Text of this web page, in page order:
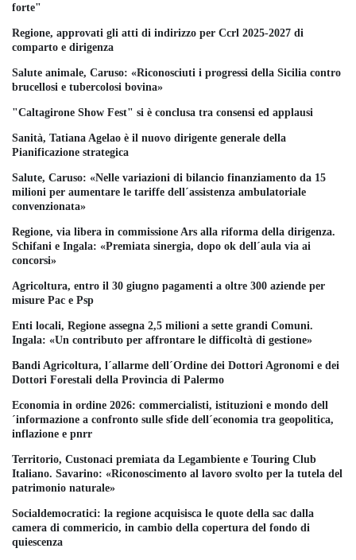
forte"
Regione, approvati gli atti di indirizzo per Ccrl 2025-2027 di
comparto e dirigenza
Salute animale, Caruso: «Riconosciuti i progressi della Sicilia contro
brucellosi e tubercolosi bovina»
"Caltagirone Show Fest" si è conclusa tra consensi ed applausi
Sanità, Tatiana Agelao è il nuovo dirigente generale della
Pianificazione strategica
Salute, Caruso: «Nelle variazioni di bilancio finanziamento da 15
milioni per aumentare le tariffe dell´assistenza ambulatoriale
convenzionata»
Regione, via libera in commissione Ars alla riforma della dirigenza.
Schifani e Ingala: «Premiata sinergia, dopo ok dell´aula via ai
concorsi»
Agricoltura, entro il 30 giugno pagamenti a oltre 300 aziende per
misure Pac e Psp
Enti locali, Regione assegna 2,5 milioni a sette grandi Comuni.
Ingala: «Un contributo per affrontare le difficoltà di gestione»
Bandi Agricoltura, l´allarme dell´Ordine dei Dottori Agronomi e dei
Dottori Forestali della Provincia di Palermo
Economia in ordine 2026: commercialisti, istituzioni e mondo dell
´informazione a confronto sulle sfide dell´economia tra geopolitica,
inflazione e pnrr
Territorio, Custonaci premiata da Legambiente e Touring Club
Italiano. Savarino: «Riconoscimento al lavoro svolto per la tutela del
patrimonio naturale»
Socialdemocratici: la regione acquisisca le quote della sac dalla
camera di commericio, in cambio della copertura del fondo di
quiescenza